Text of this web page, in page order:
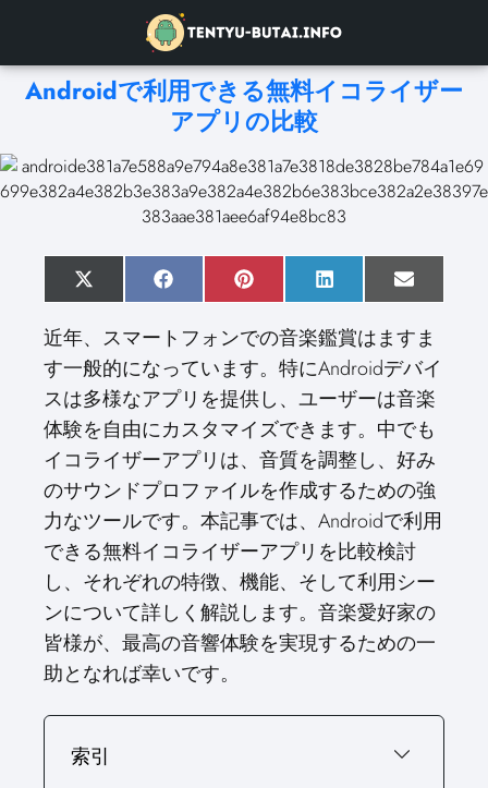
Androidで利用できる無料イコライザー
アプリの比較
S
h
e
o
n
X
(
w
i
t
t
e
r
)
S
h
r
o
n
F
a
e
o
o
k
S
h
r
o
n
P
i
t
r
e
s
t
S
h
r
e
o
n
L
i
k
e
d
I
S
h
r
e
o
n
E
m
i
近年、スマートフォンでの音楽鑑賞はますま
す一般的になっています。特にAndroidデバイ
スは多様なアプリを提供し、ユーザーは音楽
体験を自由にカスタマイズできます。中でも
イコライザーアプリは、音質を調整し、好み
のサウンドプロファイルを作成するための強
力なツールです。本記事では、Androidで利用
できる無料イコライザーアプリを比較検討
し、それぞれの特徴、機能、そして利用シー
ンについて詳しく解説します。音楽愛好家の
皆様が、最高の音響体験を実現するための一
助となれば幸いです。
索引